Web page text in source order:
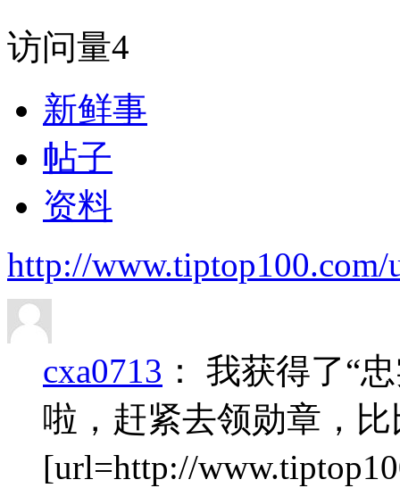
访问量4
新鲜事
帖子
资料
http://www.tiptop100.com/
cxa0713 ： 我获得了“
啦，赶紧去领勋章，
[url=http://